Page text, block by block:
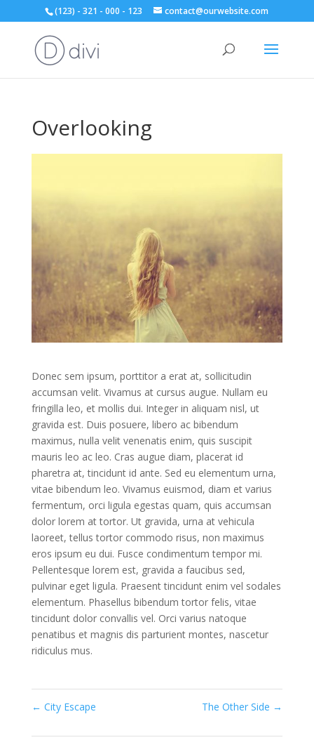
(123) - 321 - 000 - 123 contact@ourwebsite.com
Overlooking
Donec sem ipsum, porttitor a erat at, sollicitudin
accumsan velit. Vivamus at cursus augue. Nullam eu
fringilla leo, et mollis dui. Integer in aliquam nisl, ut
gravida est. Duis posuere, libero ac bibendum
maximus, nulla velit venenatis enim, quis suscipit
mauris leo ac leo. Cras augue diam, placerat id
pharetra at, tincidunt id ante. Sed eu elementum urna,
vitae bibendum leo. Vivamus euismod, diam et varius
fermentum, orci ligula egestas quam, quis accumsan
dolor lorem at tortor. Ut gravida, urna at vehicula
laoreet, tellus tortor commodo risus, non maximus
eros ipsum eu dui. Fusce condimentum tempor mi.
Pellentesque lorem est, gravida a faucibus sed,
pulvinar eget ligula. Praesent tincidunt enim vel sodales
elementum. Phasellus bibendum tortor felis, vitae
tincidunt dolor convallis vel. Orci varius natoque
penatibus et magnis dis parturient montes, nascetur
ridiculus mus.
← City Escape The Other Side →